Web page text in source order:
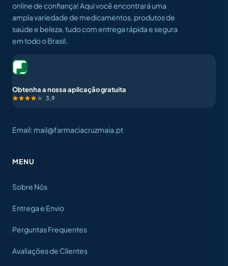
online de confiança! Aqui você encontrará uma
ampla variedade de medicamentos, produtos de
saúde e beleza, tudo com entrega rápida e segura
em todo o Brasil.
Obtenha a nossa aplicação gratuita
3,9
Email: mail@farmaciacruzmaia.pt
MENU
Sobre Nós
Entrega e Envio
Perguntas Frequentes
Avaliações de Clientes